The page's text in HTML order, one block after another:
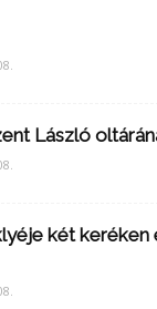
László
két